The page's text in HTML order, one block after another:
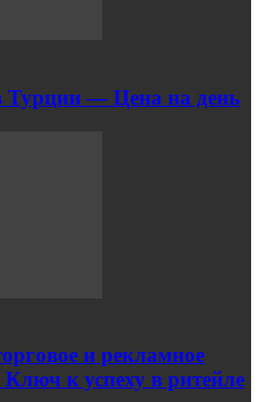
Турции — Цена на день
и рекламное
к успеху в ритейле